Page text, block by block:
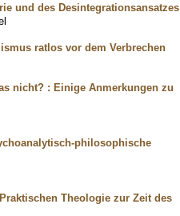
und des Desintegrationsansatzes
ratlos vor dem Verbrechen
nicht? : Einige Anmerkungen zu
philosophische
Theologie zur Zeit des